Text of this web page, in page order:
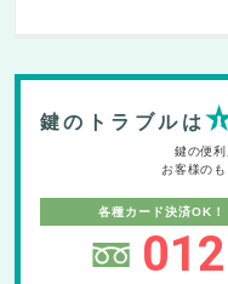
鍵のトラブルは
鍵の便
お客様の
各種カード決済OK！